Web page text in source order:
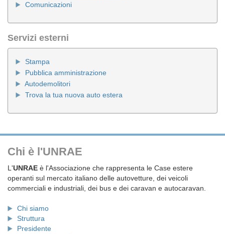
Comunicazioni
Servizi esterni
Stampa
Pubblica amministrazione
Autodemolitori
Trova la tua nuova auto estera
Chi è l'UNRAE
L'UNRAE è l'Associazione che rappresenta le Case estere
operanti sul mercato italiano delle autovetture, dei veicoli
commerciali e industriali, dei bus e dei caravan e autocaravan.
Chi siamo
Struttura
Presidente